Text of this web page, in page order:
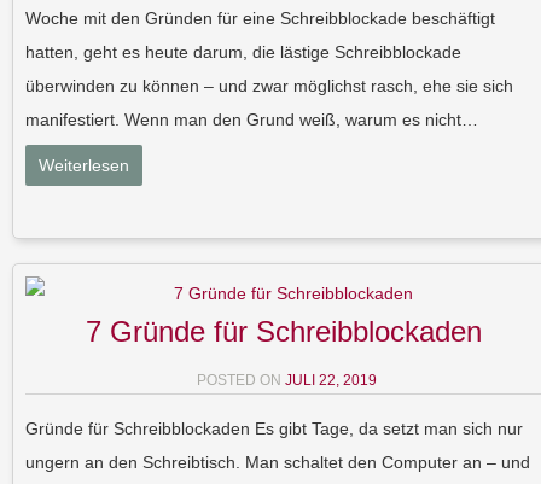
Woche mit den Gründen für eine Schreibblockade beschäftigt
hatten, geht es heute darum, die lästige Schreibblockade
überwinden zu können – und zwar möglichst rasch, ehe sie sich
manifestiert. Wenn man den Grund weiß, warum es nicht…
Weiterlesen
7 Gründe für Schreibblockaden
POSTED ON JULI 22, 2019
Gründe für Schreibblockaden Es gibt Tage, da setzt man sich nur
ungern an den Schreibtisch. Man schaltet den Computer an – und